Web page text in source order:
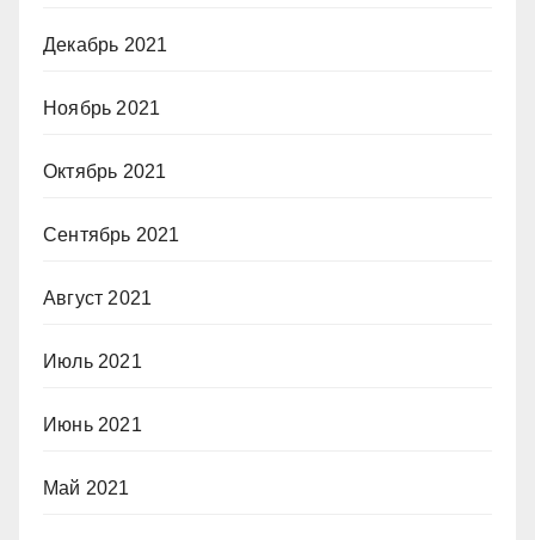
Декабрь 2021
Ноябрь 2021
Октябрь 2021
Сентябрь 2021
Август 2021
Июль 2021
Июнь 2021
Май 2021